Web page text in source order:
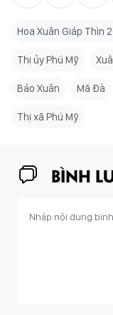
Hoa Xuân Giáp Thìn
Thị ủy Phú Mỹ
Báo Xuân Mã Đà
Thị xã Phú Mỹ
BÌNH